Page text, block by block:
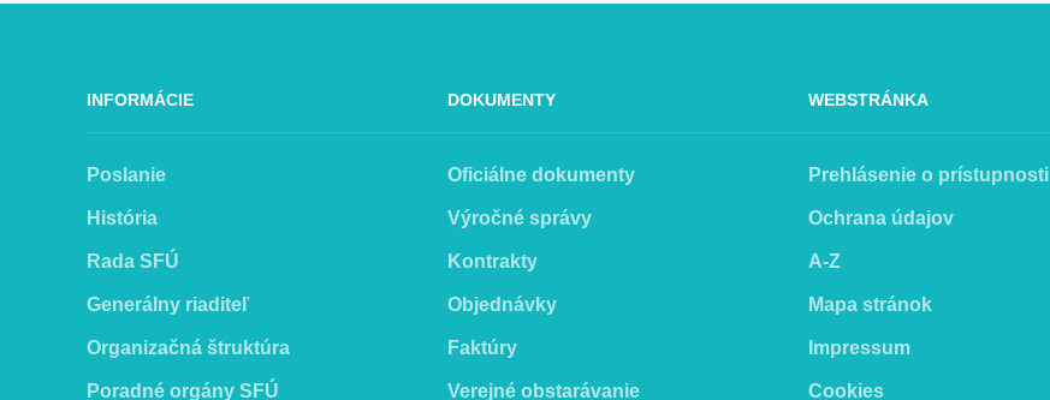
INFORMÁCIE
Poslanie
História
Rada SFÚ
Generálny riaditeľ
Organizačná štruktúra
Poradné orgány SFÚ
DOKUMENTY
Oficiálne dokumenty
Výročné správy
Kontrakty
Objednávky
Faktúry
Verejné obstarávanie
WEBSTRÁNKA
Prehlásenie o prístupnosti
Ochrana údajov
A-Z
Mapa stránok
Impressum
Cookies